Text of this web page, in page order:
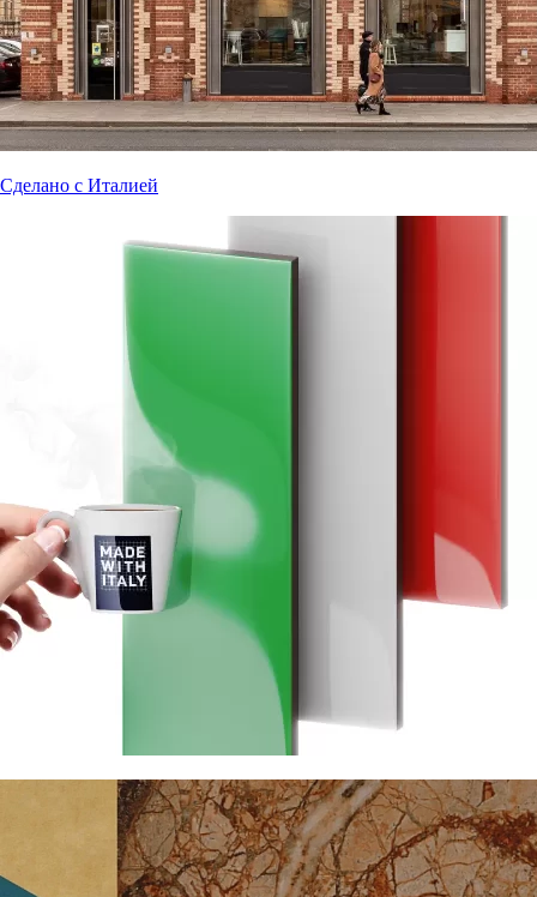
Сделано с Италией